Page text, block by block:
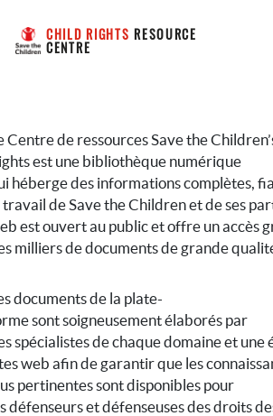
CHILD RIGHTS RESOURCE
CENTRE
Centre de ressources Save the
est une bibliothèque numérique
héberge des informations complètes,
travail de Save the Children et de ses
est ouvert au public et offre un accès
milliers de documents de grande
documents de la plate-
sont soigneusement élaborés par
spécialistes de chaque domaine et une
web afin de garantir que les
pertinentes sont disponibles pour
défenseurs et défenseuses des droits